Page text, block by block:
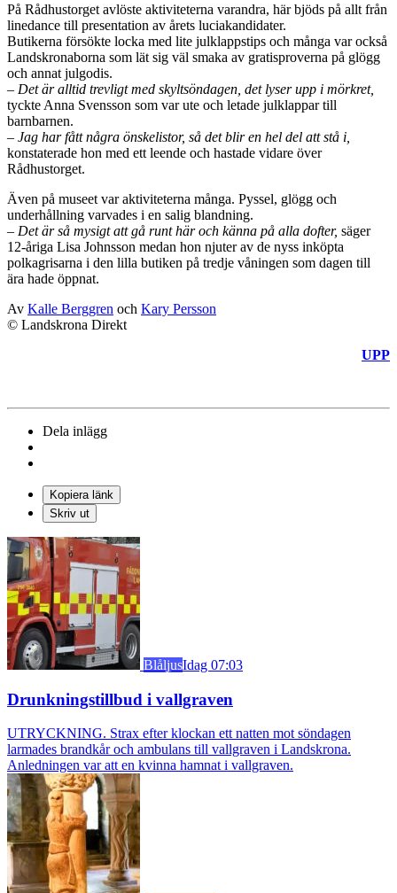
På Rådhustorget avlöste aktiviteterna varandra, här bjöds på allt från
linedance till presentation av årets luciakandidater.
Butikerna försökte locka med lite julklappstips och många var också
Landskronaborna som lät sig väl smaka av gratisproverna på glögg
och annat julgodis.
– Det är alltid trevligt med skyltsöndagen, det lyser upp i mörkret,
tyckte Anna Svensson som var ute och letade julklappar till
barnbarnen.
– Jag har fått några önskelistor, så det blir en hel del att stå i,
konstaterade hon med ett leende och hastade vidare över
Rådhustorget.
Även på museet var aktiviteterna många. Pyssel, glögg och
underhållning varvades i en salig blandning.
– Det är så mysigt att gå runt här och känna på alla dofter, säger
12-åriga Lisa Johnsson medan hon njuter av de nyss inköpta
polkagrisarna i den lilla butiken på tredje våningen som dagen till
ära hade öppnat.
Av Kalle Berggren och Kary Persson
© Landskrona Direkt
UPP
Dela inlägg
Kopiera länk
Skriv ut
BlåljusIdag 07:03
Drunkningstillbud i vallgraven
UTRYCKNING. Strax efter klockan ett natten mot söndagen
larmades brandkår och ambulans till vallgraven i Landskrona.
Anledningen var att en kvinna hamnat i vallgraven.